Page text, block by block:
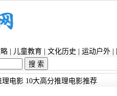
儿童教育 文化历史 运动户外
理电影 10大高分推理电影推荐